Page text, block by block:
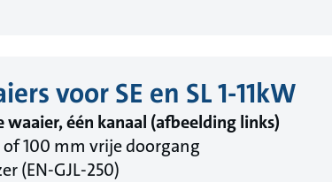
voor SE en SL 1-11kW
waaier, één kanaal (afbeelding links)
of 100 mm vrije doorgang
(EN-GJL-250)